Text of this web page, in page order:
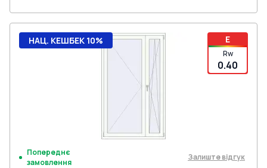
E
Rw
0.40
НАЦ. КЕШБЕК 10%
Попереднє
замовлення
Залиште відгук